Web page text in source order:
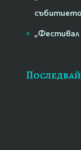
събитието
„Фестивал